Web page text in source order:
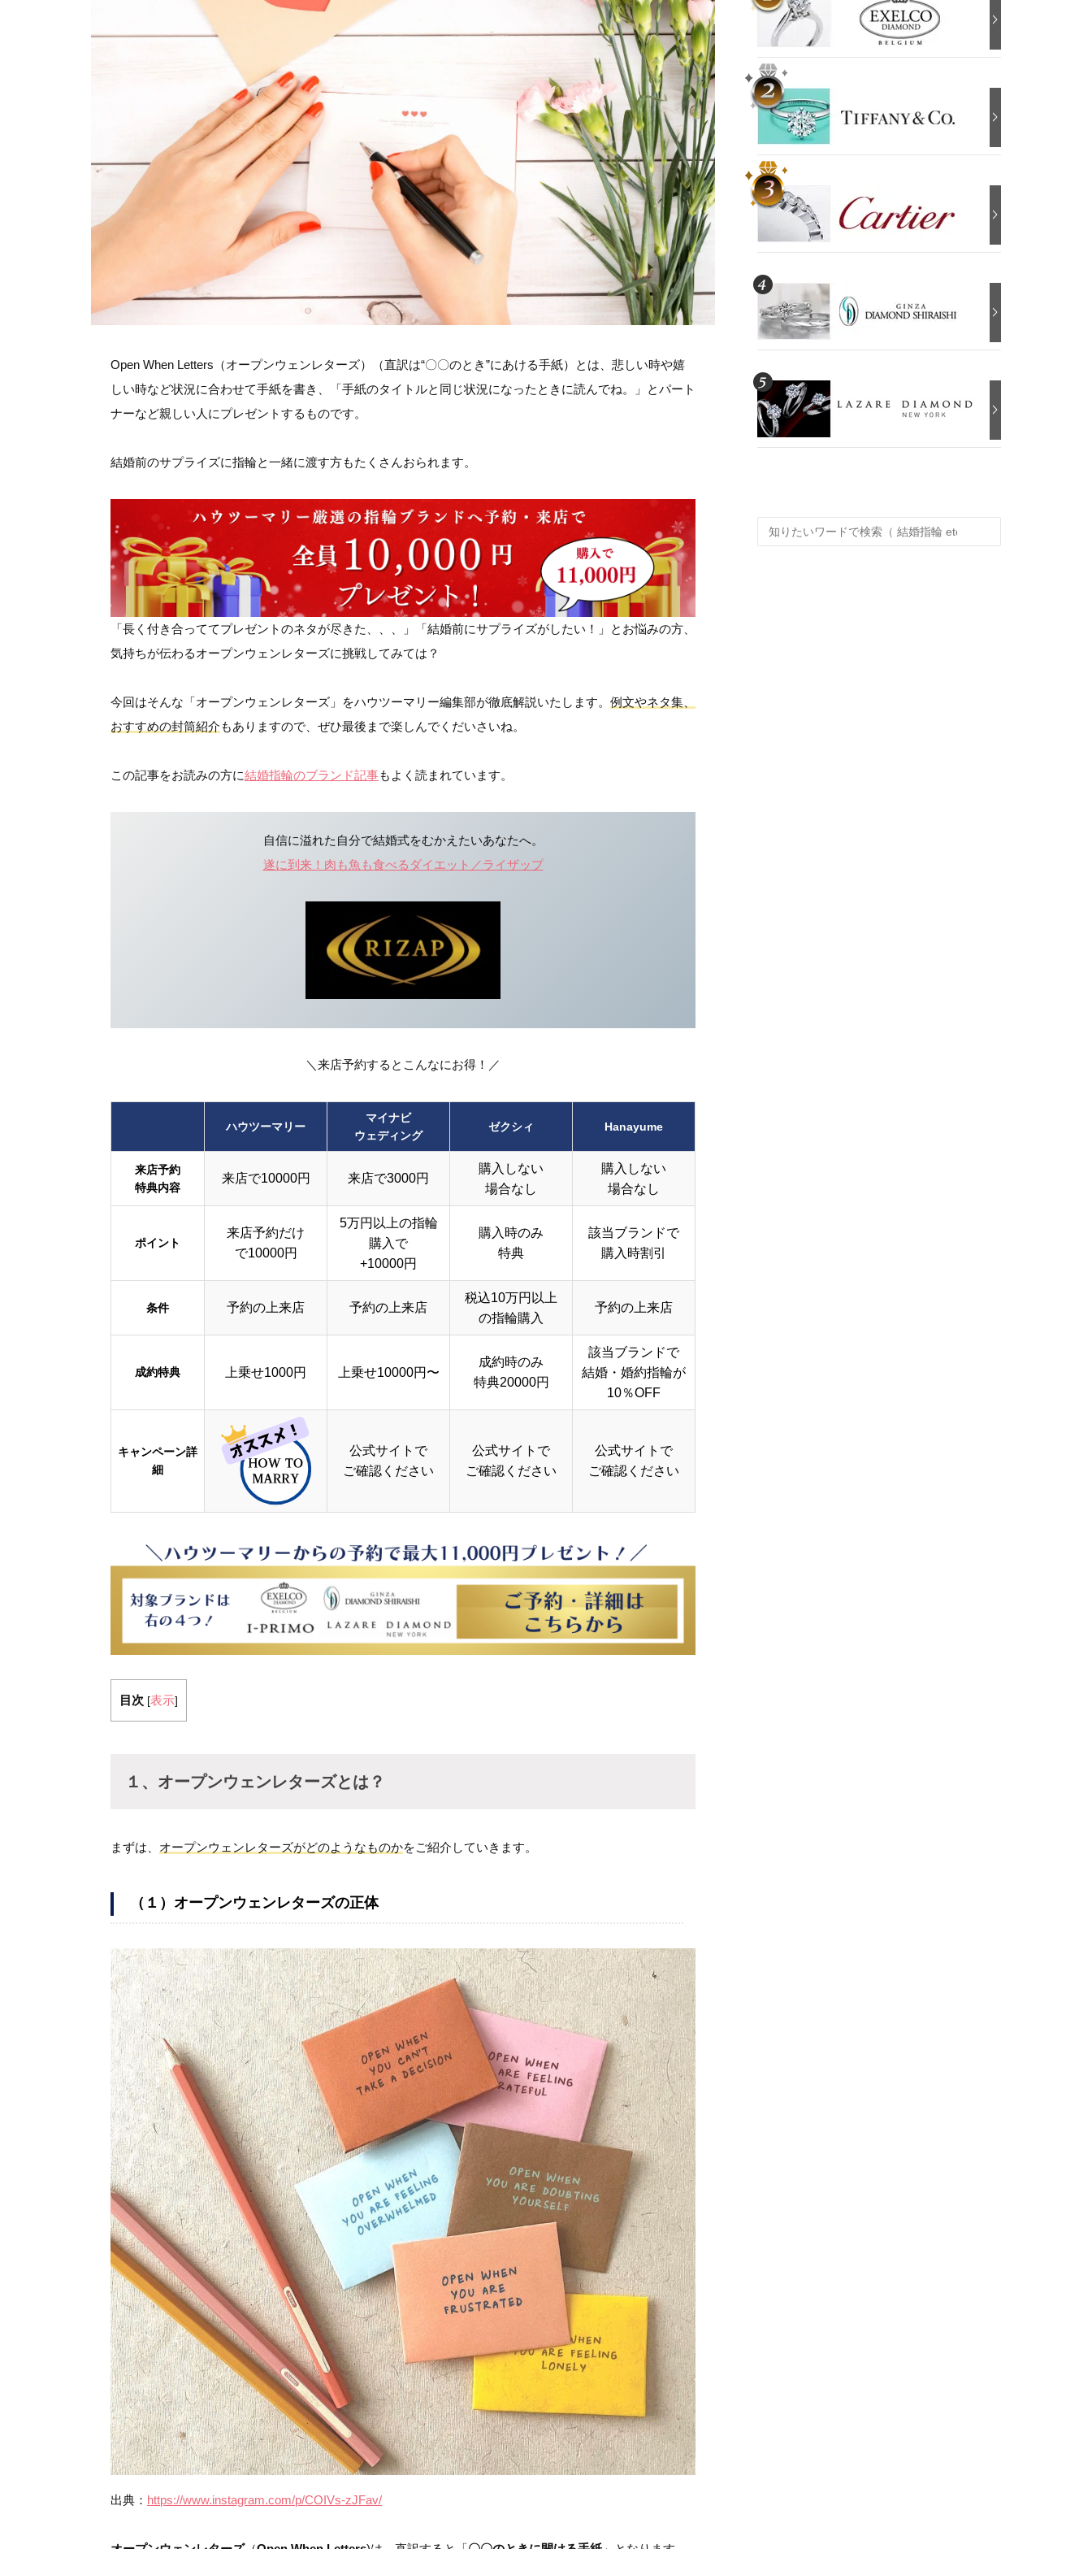
Open When Letters（オープンウェンレターズ）（直訳は“〇〇のとき”にあける手紙）とは、悲しい時や嬉
しい時など状況に合わせて手紙を書き、「手紙のタイトルと同じ状況になったときに読んでね。」とパート
ナーなど親しい人にプレゼントするものです。
結婚前のサプライズに指輪と一緒に渡す方もたくさんおられます。
「長く付き合っててプレゼントのネタが尽きた、、、」「結婚前にサプライズがしたい！」とお悩みの方、
気持ちが伝わるオープンウェンレターズに挑戦してみては？
今回はそんな「オープンウェンレターズ」をハウツーマリー編集部が徹底解説いたします。 例文やネタ集、
おすすめの封筒紹介もありますので、ぜひ最後まで楽しんでくだいさいね。
この記事をお読みの方に結婚指輪のブランド記事もよく読まれています。
自信に溢れた自分で結婚式をむかえたいあなたへ。
遂に到来！肉も魚も食べるダイエット／ライザップ
＼来店予約するとこんなにお得！／
ハウツーマリー
マイナビ
ウェディング
ゼクシィ Hanayume
来店予約
特典内容
来店で10000円 来店で3000円
購入しない
場合なし
購入しない
場合なし
ポイント
来店予約だけ
で10000円
5万円以上の指輪
購入で
+10000円
購入時のみ
特典
該当ブランドで
購入時割引
条件 予約の上来店 予約の上来店
税込10万円以上
の指輪購入
予約の上来店
成約特典 上乗せ1000円 上乗せ10000円〜
成約時のみ
特典20000円
該当ブランドで
結婚・婚約指輪が
10％OFF
キャンペーン詳
細
公式サイトで
ご確認ください
公式サイトで
ご確認ください
公式サイトで
ご確認ください
目次 [表示]
１、オープンウェンレターズとは？
まずは、 オープンウェンレターズがどのようなものかをご紹介していきます。
（１）オープンウェンレターズの正体
出典： https://www.instagram.com/p/COIVs-zJFav/